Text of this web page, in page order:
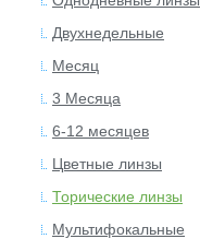
Двухнедельные
Месяц
3 Месяца
6-12 месяцев
Цветные линзы
Торические линзы
Мультифокальные